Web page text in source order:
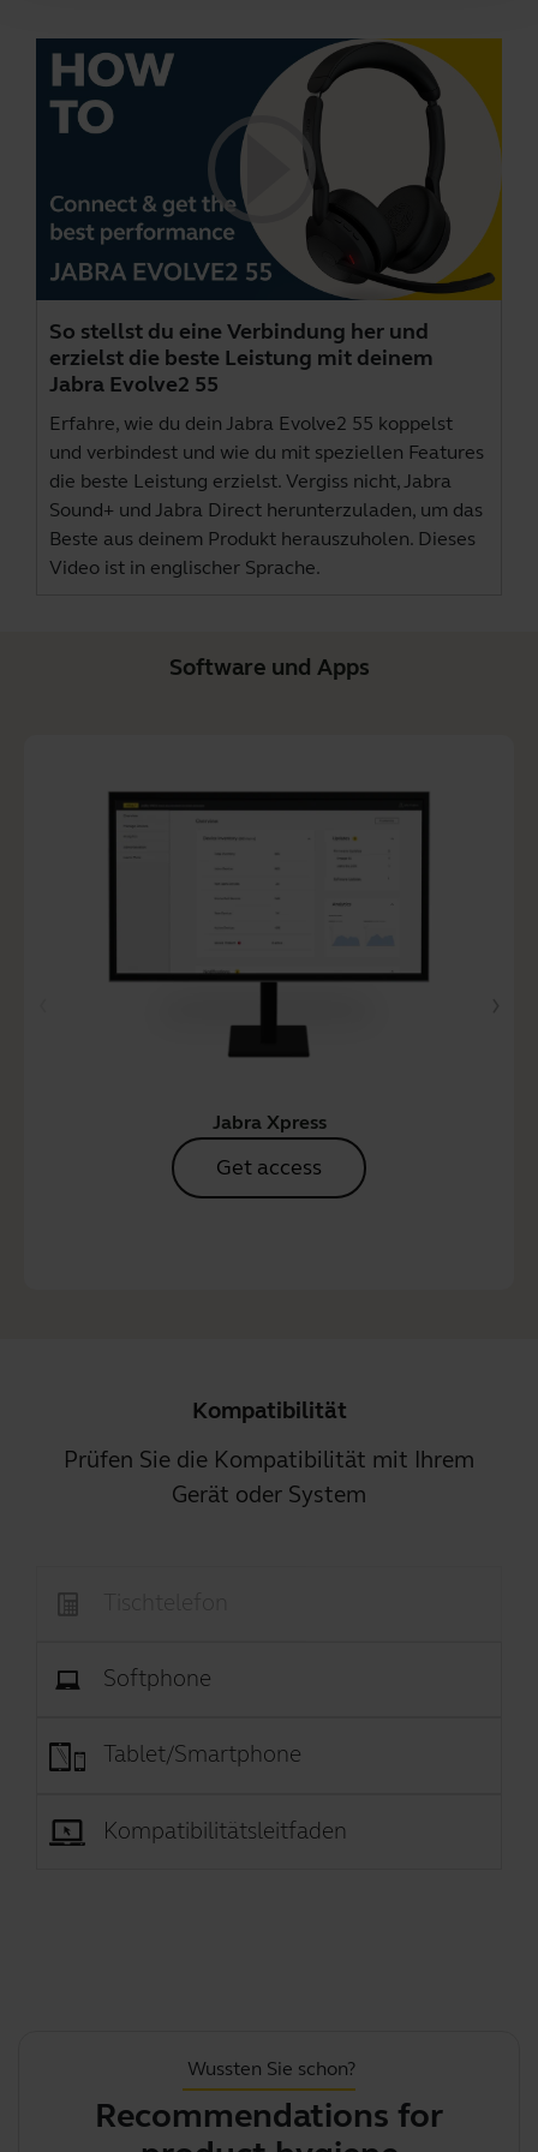
So stellst du eine Verbindung her und
erzielst die beste Leistung mit deinem
Jabra Evolve2 55
Erfahre, wie du dein Jabra Evolve2 55 koppelst
und verbindest und wie du mit speziellen Features
die beste Leistung erzielst. Vergiss nicht,Jabra
Sound+ und Jabra Direct herunterzuladen, um das
Beste aus deinem Produkt herauszuholen. Dieses
Video ist in englischer Sprache.
Software und Apps
Jabra Xpress
Get access
Kompatibilität
Prüfen Sie die Kompatibilität mit Ihrem
Gerät oder System
Softphone
Tablet/Smartphone
Kompatibilitätsleitfaden
Wussten Sie schon?
Recommendations for